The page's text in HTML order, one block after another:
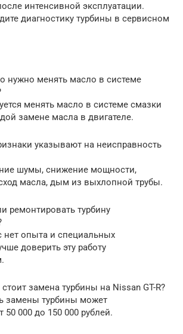
интенсивной эксплуатации.
диагностику турбины в сервисном
нужно менять масло в системе
менять масло в системе смазки
замене масла в двигателе.
указывают на неисправность
шумы, снижение мощности,
масла, дым из выхлопной трубы.
ремонтировать турбину
нет опыта и специальных
доверить эту работу
замена турбины на Nissan GT-R?
замены турбины может
50 000 до 150 000 рублей.